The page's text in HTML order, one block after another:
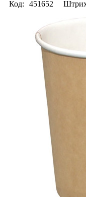
Код: 451652